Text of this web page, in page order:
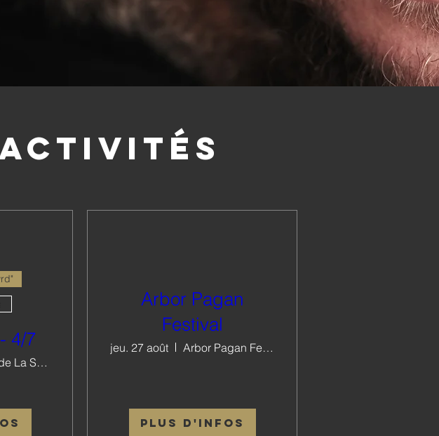
4/7
Région de La Sarraz
Arbor Pagan
Festival
jeu. 27 août Arbor Pagan Festival
Plus d'infos